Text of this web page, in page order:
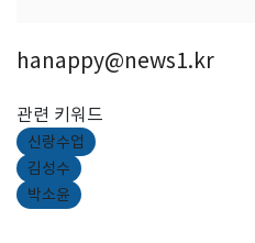
hanappy@news1.kr
관련 키워드
신랑수업
김성수
박소윤